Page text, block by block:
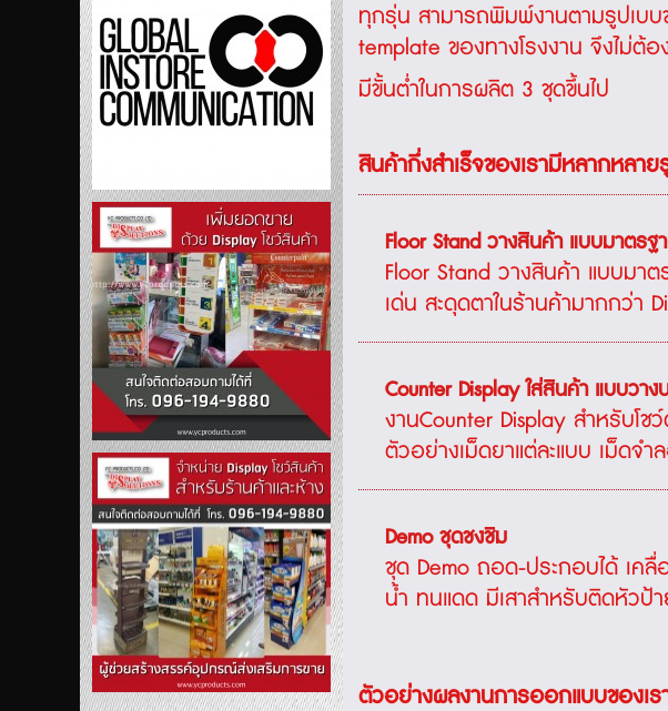
ทุกรุ่น สามารถพิมพ์งานตามรูปเบบ
template ของทางโรงงาน จึงไม่ต้อ
มีขั้นต่ำในการผลิต 3 ชุดขึ้นไป
สินค้ากึ่งสำเร็จของเรามีหลากหลา
Floor Stand วางสินค้า แบบมาตรฐ
Floor Stand วางสินค้า แบบมา
เด่น สะดุดตาในร้านค้ามากกว่า
Counter Display ใส่สินค้า แบบวาง
งานCounter Display สำหรับโ
ตัวอย่างเม็ดยาแต่ละแบบ เม็ดจ
Demo ชุดชงชิม
ชุด Demo ถอด-ประกอบได้ เคลื่
น้ำ ทนแดด มีเสาสำหรับติดหัวป้
ตัวอย่างผลงานการออกแบบของเร